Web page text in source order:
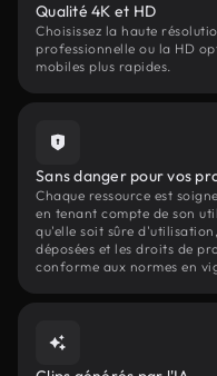
Qualité 4K et HD
Choisissez la haute
professionnelle ou la HD
mobiles plus rapides.
Sans danger pour vos
Chaque ressource est
en tenant compte de son
qu'elle soit sûre
déposées et les droits de
conforme aux normes en